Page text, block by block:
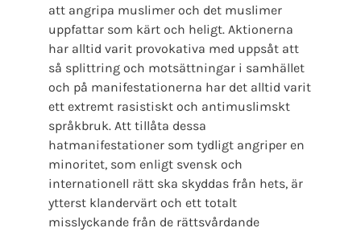
att angripa muslimer och det muslimer
uppfattar som kärt och heligt. Aktionerna
har alltid varit provokativa med uppsåt att
så splittring och motsättningar i samhället
och på manifestationerna har det alltid varit
ett extremt rasistiskt och antimuslimskt
språkbruk. Att tillåta dessa
hatmanifestationer som tydligt angriper en
minoritet, som enligt svensk och
internationell rätt ska skyddas från hets, är
ytterst klandervärt och ett totalt
misslyckande från de rättsvårdande